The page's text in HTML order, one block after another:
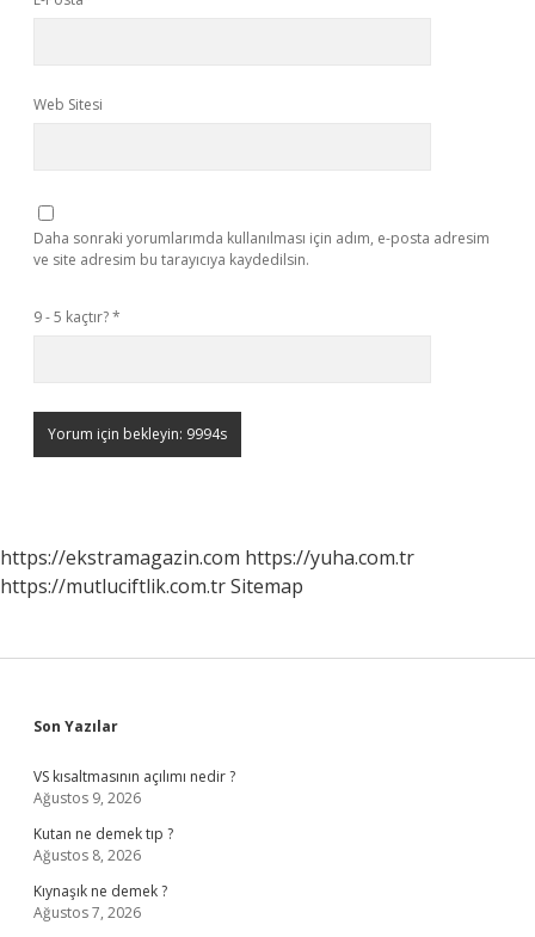
Web Sitesi
Daha sonraki yorumlarımda kullanılması için adım, e-posta adresim
ve site adresim bu tarayıcıya kaydedilsin.
9 - 5 kaçtır?*
https://ekstramagazin.com https://yuha.com.tr
https://mutluciftlik.com.trSitemap
Sidebar
Son Yazılar
VS kısaltmasının açılımı nedir ?
Ağustos 9, 2026
Kutan ne demek tıp ?
Ağustos 8, 2026
Kıynaşık ne demek ?
Ağustos 7, 2026